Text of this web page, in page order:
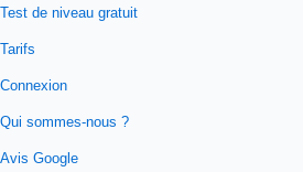
Test de niveau gratuit
Tarifs
Connexion
Qui sommes-nous ?
Avis Google